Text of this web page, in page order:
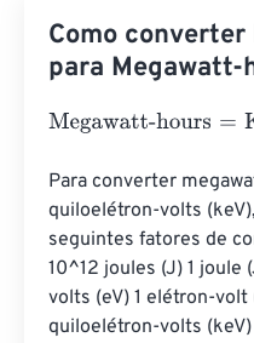
Como
para Megawatt-
Megawatt-hours=
Para converter
quiloelétron-volts
seguintes fatores de
10^12 joules (J) 1
volts (eV) 1 elétron-volt
quiloelétron-volts